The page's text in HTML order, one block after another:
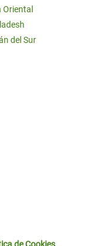
del Sur